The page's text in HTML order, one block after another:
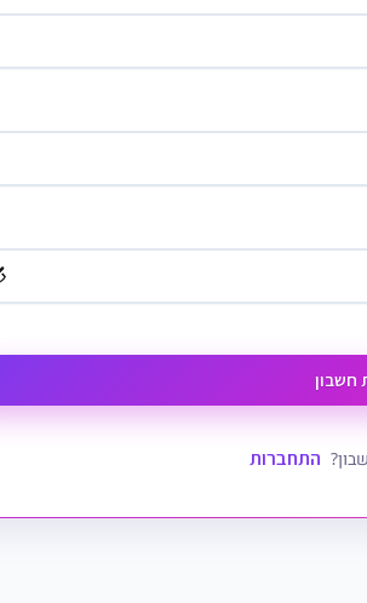
חשבון
התחברות